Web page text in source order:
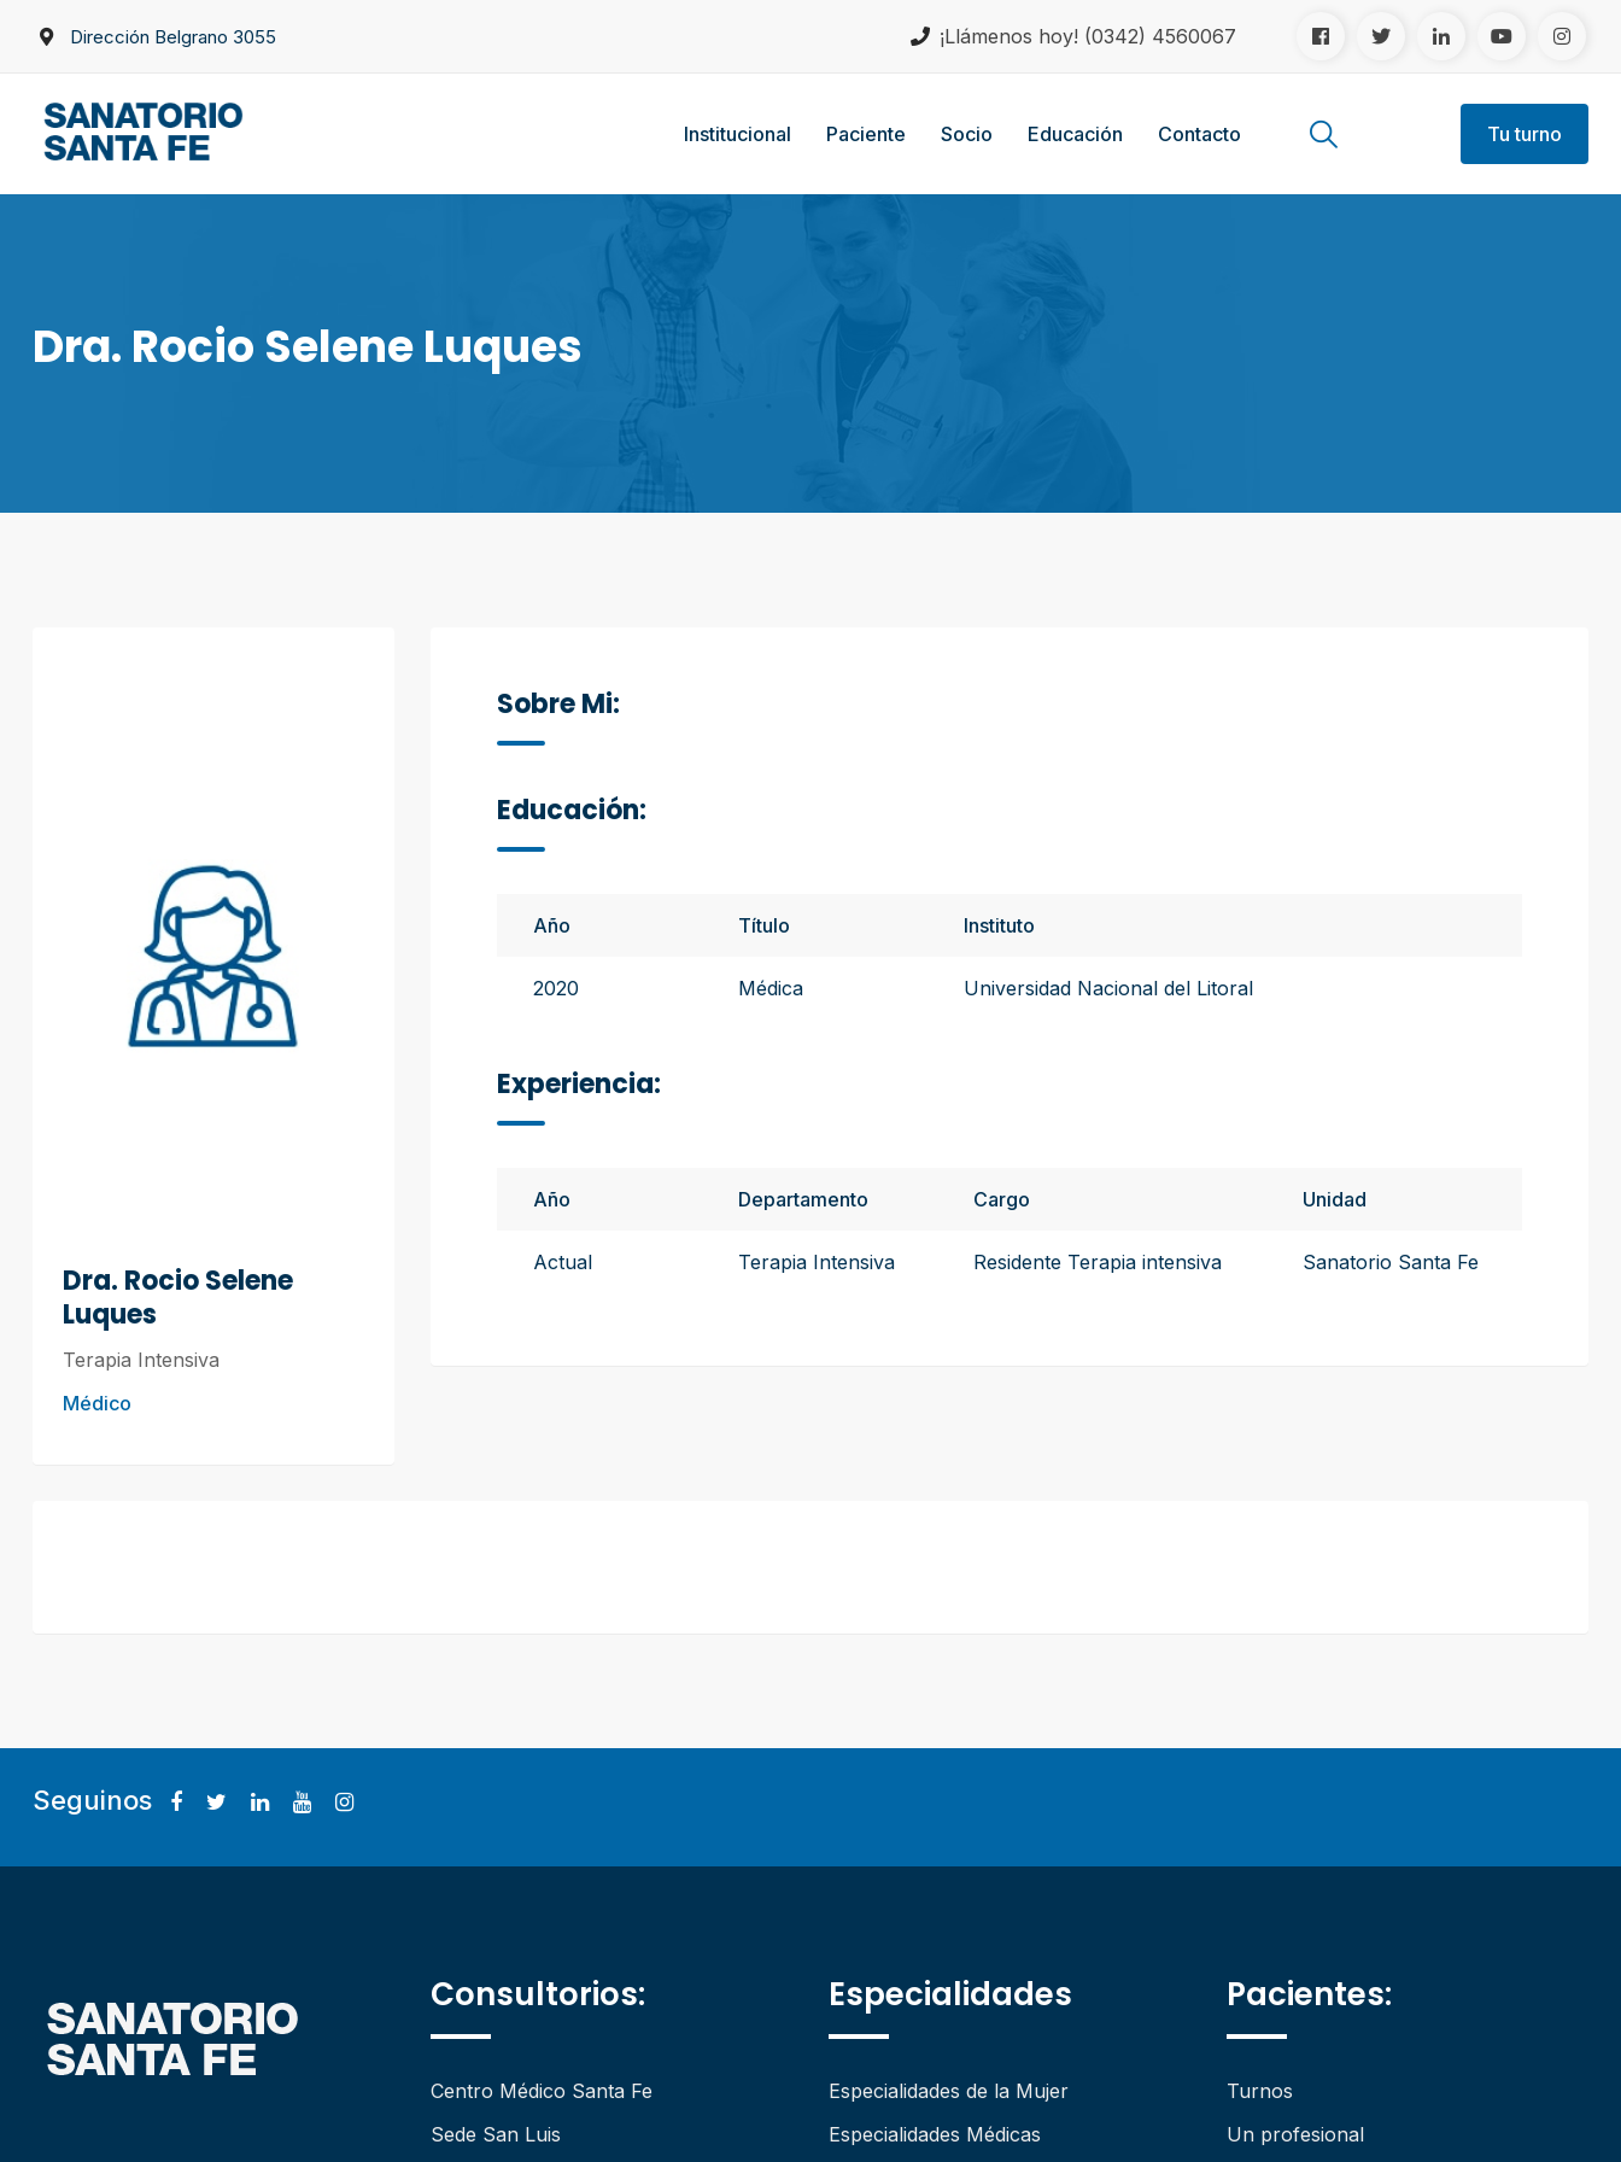
Dirección Belgrano 3055 ¡Llámenos hoy! (0342) 4560067
Institucional Paciente Socio Educación Contacto Tu turno
Dra. Rocio Selene Luques
Dra. Rocio Selene
Luques
Terapia Intensiva
Médico
Sobre Mi:
Educación:
Año Título Instituto
2020 Médica Universidad Nacional del Litoral
Experiencia:
Año Departamento Cargo Unidad
Actual Terapia Intensiva Residente Terapia intensiva Sanatorio Santa Fe
Seguinos
Consultorios:
Centro Médico Santa Fe
Sede San Luis
Especialidades
Especialidades de la Mujer
Especialidades Médicas
Pacientes:
Turnos
Un profesional